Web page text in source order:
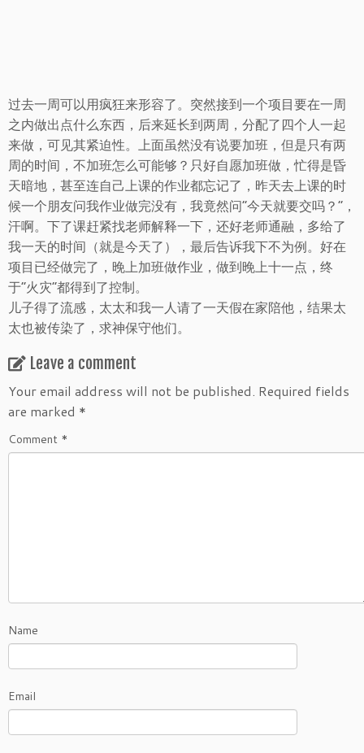
过去一周可以用疯狂来形容了。突然接到一个项目要在一周
之内做出点什么东西，后来延长到两周，分配了四个人一起
来做，可见其紧迫性。上面虽然没有说要加班，但是只有两
周的时间，不加班怎么可能够？只好自愿加班做，忙得是昏
天暗地，甚至连自己上课的作业都忘记了，昨天去上课的时
候一个朋友问我作业做完没有，我竟然问“今天就要交吗？”，
汗啊。下了课赶紧找老师解释一下，还好老师通融，多给了
我一天的时间（就是今天了），最后告诉我下不为例。好在
项目已经做完了，晚上加班做作业，做到晚上十一点，终
于“火灾”都得到了控制。
儿子得了流感，太太和我一人请了一天假在家陪他，结果太
太也被传染了，求神保守他们。
Leave a comment
Your email address will not be published. Required fields
are marked *
Comment *
Name
Email